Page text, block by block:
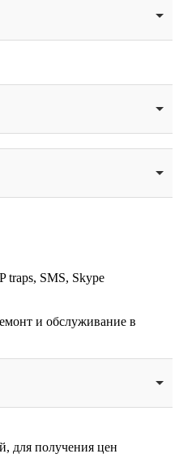
traps, SMS, Skype
и обслуживание в
для получения цен